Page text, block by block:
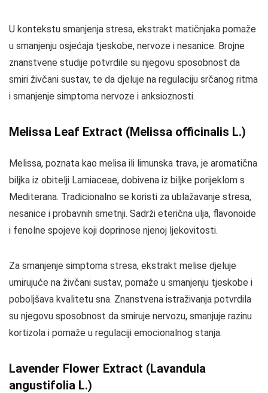
U kontekstu smanjenja stresa, ekstrakt matičnjaka pomaže
u smanjenju osjećaja tjeskobe, nervoze i nesanice. Brojne
znanstvene studije potvrdile su njegovu sposobnost da
smiri živčani sustav, te da djeluje na regulaciju srčanog ritma
i smanjenje simptoma nervoze i anksioznosti.
Melissa Leaf Extract (Melissa officinalis L.)
Melissa, poznata kao melisa ili limunska trava, je aromatična
biljka iz obitelji Lamiaceae, dobivena iz biljke porijeklom s
Mediterana. Tradicionalno se koristi za ublažavanje stresa,
nesanice i probavnih smetnji. Sadrži eterična ulja, flavonoide
i fenolne spojeve koji doprinose njenoj ljekovitosti.
Za smanjenje simptoma stresa, ekstrakt melise djeluje
umirujuće na živčani sustav, pomaže u smanjenju tjeskobe i
poboljšava kvalitetu sna. Znanstvena istraživanja potvrdila
su njegovu sposobnost da smiruje nervozu, smanjuje razinu
kortizola i pomaže u regulaciji emocionalnog stanja.
Lavender Flower Extract (Lavandula
angustifolia L.)